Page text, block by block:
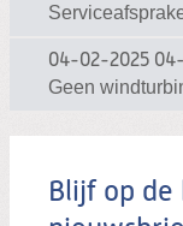
04-02-2025
Geen
Blijf op de